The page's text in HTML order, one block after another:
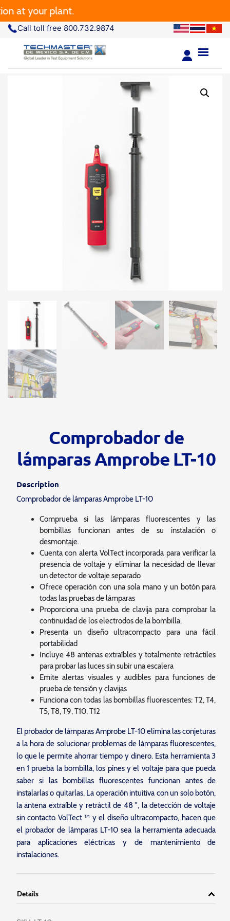
your plant.
Call toll free 800.732.9874
Comprobador de
lámparas Amprobe LT-10
Description
Comprobador de lámparas Amprobe LT-10
Comprueba si las lámparas fluorescentes y las
bombillas funcionan antes de su instalación o
desmontaje.
Cuenta con alerta VolTect incorporada para verificar la
presencia de voltaje y eliminar la necesidad de llevar
un detector de voltaje separado
Ofrece operación con una sola mano y un botón para
todas las pruebas de lámparas
Proporciona una prueba de clavija para comprobar la
continuidad de los electrodos de la bombilla.
Presenta un diseño ultracompacto para una fácil
portabilidad
Incluye 48 antenas extraíbles y totalmente retráctiles
para probar las luces sin subir una escalera
Emite alertas visuales y audibles para funciones de
prueba de tensión y clavijas
Funciona con todas las bombillas fluorescentes: T2, T4,
T5, T8, T9, T10, T12
El probador de lámparas Amprobe LT-10 elimina las conjeturas
a la hora de solucionar problemas de lámparas fluorescentes,
lo que le permite ahorrar tiempo y dinero. Esta herramienta 3
en 1 prueba la bombilla, los pines y el voltaje para que pueda
saber si las bombillas fluorescentes funcionan antes de
instalarlas o quitarlas. La operación intuitiva con un solo botón,
la antena extraíble y retráctil de 48 ″, la detección de voltaje
sin contacto VolTect ™ y el diseño ultracompacto, hacen que
el probador de lámparas LT-10 sea la herramienta adecuada
para aplicaciones eléctricas y de mantenimiento de
instalaciones.
Details